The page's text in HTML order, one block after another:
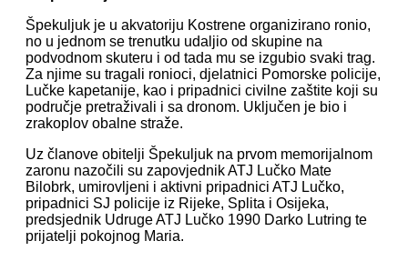
Špekuljuk je u akvatoriju Kostrene organizirano ronio,
no u jednom se trenutku udaljio od skupine na
podvodnom skuteru i od tada mu se izgubio svaki trag.
Za njime su tragali ronioci, djelatnici Pomorske policije,
Lučke kapetanije, kao i pripadnici civilne zaštite koji su
područje pretraživali i sa dronom. Uključen je bio i
zrakoplov obalne straže.
Uz članove obitelji Špekuljuk na prvom memorijalnom
zaronu nazočili su zapovjednik ATJ Lučko Mate
Bilobrk, umirovljeni i aktivni pripadnici ATJ Lučko,
pripadnici SJ policije iz Rijeke, Splita i Osijeka,
predsjednik Udruge ATJ Lučko 1990 Darko Lutring te
prijatelji pokojnog Maria.